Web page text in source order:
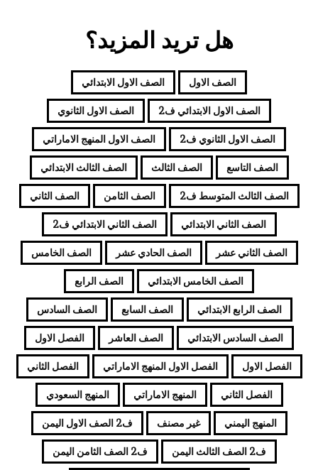
هل تريد المزيد؟
الصف الاول الصف الاول الابتدائي
الصف الاول الابتدائي ف2 الصف الاول الثانوي
الصف الاول الثانوي ف2 الصف الاول المنهج الاماراتي
الصف التاسع الصف الثالث الصف الثالث الابتدائي
الصف الثالث المتوسط ف2 الصف الثامن الصف الثاني
الصف الثاني الابتدائي الصف الثاني الابتدائي ف2
الصف الثاني عشر الصف الحادي عشر الصف الخامس
الصف الخامس الابتدائي الصف الرابع
الصف الرابع الابتدائي الصف السابع الصف السادس
الصف السادس الابتدائي الصف العاشر الفصل الاول
الفصل الاول الفصل الاول المنهج الاماراتي الفصل الثاني
الفصل الثاني المنهج الاماراتي المنهج السعودي
المنهج اليمني غير مصنف ف2 الصف الاول اليمن
ف2 الصف الثالث اليمن ف2 الصف الثامن اليمن